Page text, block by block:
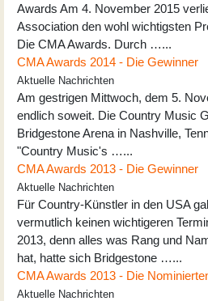
Awards Am 4. November 2015
Association den wohl wichtigsten
Die CMA Awards. Durch …...
CMA Awards 2014 - Die Gewinner
Aktuelle Nachrichten
Am gestrigen Mittwoch, dem 5.
endlich soweit. Die Country Music
Bridgestone Arena in Nashville,
"Country Music's …...
CMA Awards 2013 - Die Gewinner
Aktuelle Nachrichten
Für Country-Künstler in den USA
vermutlich keinen wichtigeren
2013, denn alles was Rang und
hat, hatte sich Bridgestone …...
CMA Awards 2013 - Die
Aktuelle Nachrichten